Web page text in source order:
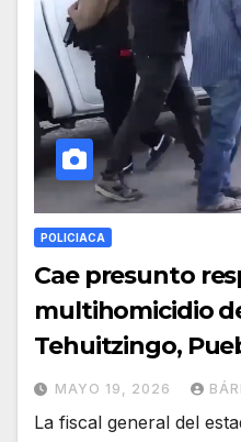
POLICIACA
Cae presunto
multihomicidio
Tehuitzingo,
MAYO 19, 2026
La fiscal general del